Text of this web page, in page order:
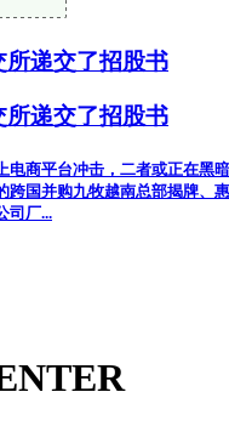
所递交了招股书
所递交了招股书
电商平台冲击，二者或正在黑
跨国并购九牧越南总部揭牌、
司厂...